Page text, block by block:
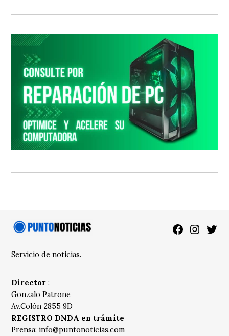
Facebook
Servicio de noticias.
Director :
Gonzalo Patrone
Av.Colón 2855 9D
REGISTRO DNDA en trámite
Prensa: info@puntonoticias.com